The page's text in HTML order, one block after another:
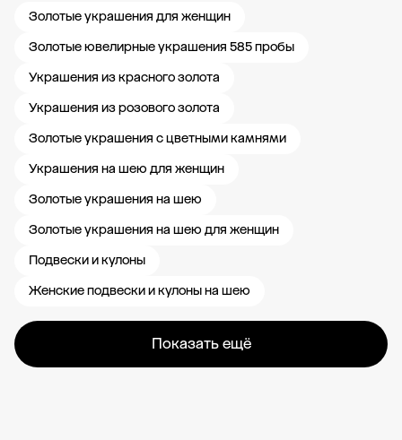
Золотые украшения для женщин
Золотые ювелирные украшения 585 пробы
Украшения из красного золота
Украшения из розового золота
Золотые украшения с цветными камнями
Украшения на шею для женщин
Золотые украшения на шею
Золотые украшения на шею для женщин
Подвески и кулоны
Женские подвески и кулоны на шею
Показать ещё